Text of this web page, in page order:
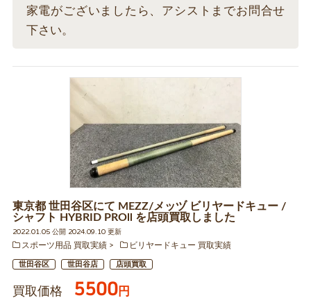
家電がございましたら、アシストまでお問合せ
下さい。
東京都 世田谷区にて MEZZ/メッヅ ビリヤードキュー /
シャフト HYBRID PROll を店頭買取しました
2022.01.05 公開 2024.09.10 更新
スポーツ用品 買取実績
ビリヤードキュー 買取実績
世田谷区 世田谷店 店頭買取
買取価格 5500円